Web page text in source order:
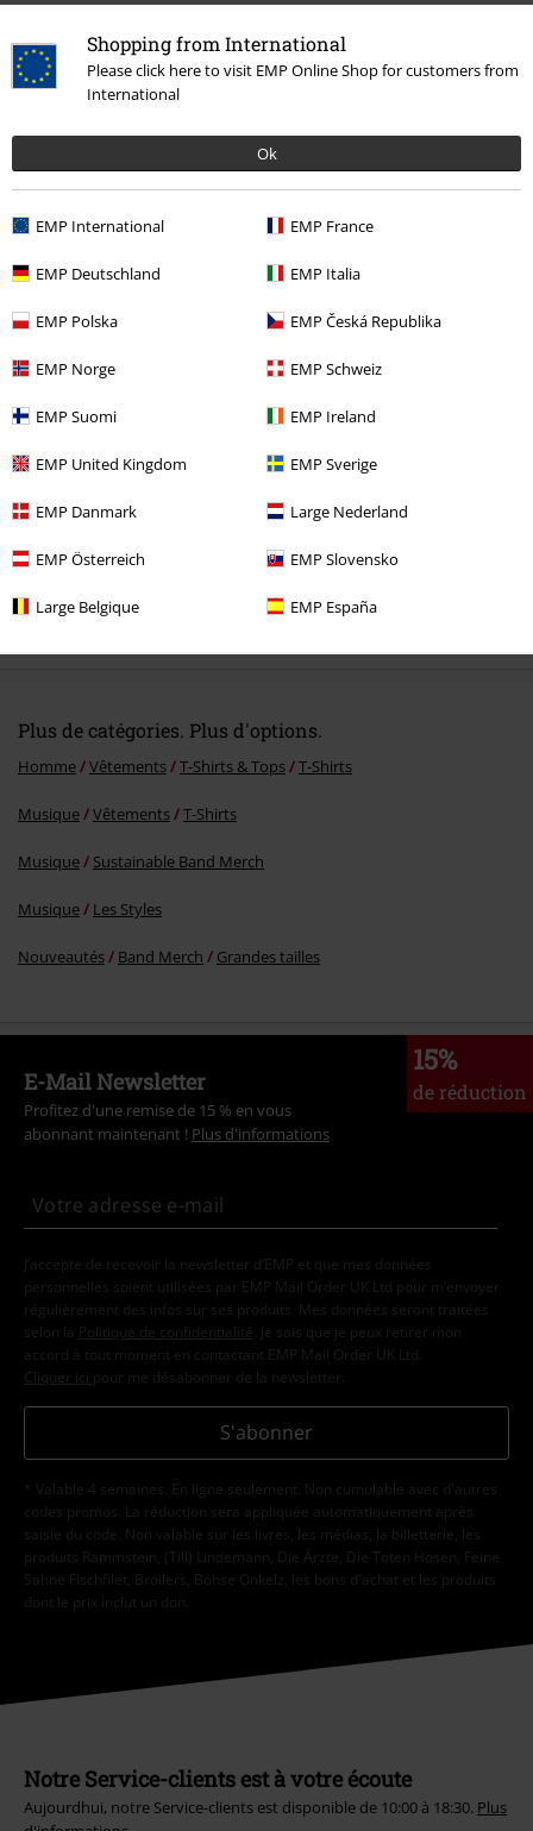
Shopping from International
Please click here to visit EMP Online Shop for customers from
International
Ok
EMP International EMP France
EMP Deutschland EMP Italia
EMP Polska EMP Česká Republika
EMP Norge EMP Schweiz
EMP Suomi EMP Ireland
EMP United Kingdom EMP Sverige
EMP Danmark Large Nederland
EMP Österreich EMP Slovensko
Large Belgique EMP España
Rédiger un commentaire
Dernière visite
Plus de catégories. Plus d'options.
Homme Vêtements T-Shirts & Tops T-Shirts
Musique Vêtements T-Shirts
Musique Sustainable Band Merch
Musique Les Styles
Nouveautés Band Merch Grandes tailles
15%
de réduction
E-Mail Newsletter
Profitez d'une remise de 15 % en vous
abonnant maintenant ! Plus d'informations
J’accepte de recevoir la newsletter d’EMP et que mes données
personnelles soient utilisées par EMP Mail Order UK Ltd pour m’envoyer
régulièrement des infos sur ses produits. Mes données seront traitées
selon la
Politique de confidentialité . Je sais que je peux retirer mon
accord à tout moment en contactant EMP Mail Order UK Ltd.
Cliquer ici pour me désabonner de la newsletter.
S'abonner
* Valable 4 semaines. En ligne seulement. Non cumulable avec d'autres
codes promos. La réduction sera appliquée automatiquement après
saisie du code. Non valable sur les livres, les médias, la billetterie, les
produits Rammstein, (Till) Lindemann, Die Ärzte, Die Toten Hosen, Feine
Sahne Fischfilet, Broilers, Böhse Onkelz, les bons d'achat et les produits
dont le prix inclut un don.
Notre Service-clients est à votre écoute
Aujourdhui, notre Service-clients est disponible de 10:00 à 18:30. Plus